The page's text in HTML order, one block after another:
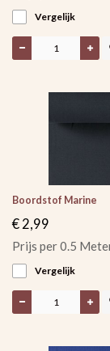
Vergelijk
Boordstof Marine
€ 2,99
Prijs per 0.5
Vergelijk